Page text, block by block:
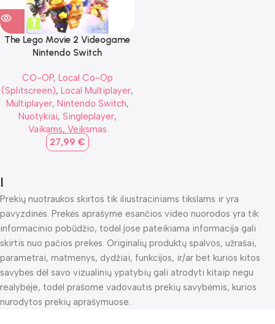
The Lego Movie 2 Videogame
Nintendo Switch
CO-OP, Local Co-Op
(Splitscreen), Local Multiplayer,
Multiplayer, Nintendo Switch,
Nuotykiai, Singleplayer,
Vaikams, Veiksmas
27,99 €
I
Prekių nuotraukos skirtos tik iliustraciniams tikslams ir yra
pavyzdinės. Prekės aprašyme esančios video nuorodos yra tik
informacinio pobūdžio, todėl jose pateikiama informacija gali
skirtis nuo pačios prekės. Originalių produktų spalvos, užrašai,
parametrai, matmenys, dydžiai, funkcijos, ir/ar bet kurios kitos
savybės dėl savo vizualinių ypatybių gali atrodyti kitaip negu
realybėje, todėl prašome vadovautis prekių savybėmis, kurios
nurodytos prekių aprašymuose.